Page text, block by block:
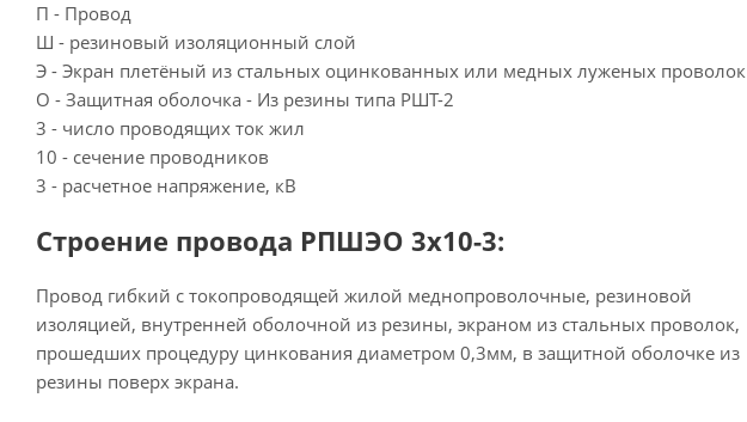
П - Провод
Ш - резиновый изоляционный слой
Э - Экран плетёный из стальных оцинкованных или медных луженых проволок
О - Защитная оболочка - Из резины типа РШТ-2
3 - число проводящих ток жил
10 - сечение проводников
3 - расчетное напряжение, кВ
Строение провода РПШЭО 3х10-3:
Провод гибкий с токопроводящей жилой меднопроволочные, резиновой
изоляцией, внутренней оболочной из резины, экраном из стальных проволок,
прошедших процедуру цинкования диаметром 0,3мм, в защитной оболочке из
резины поверх экрана.